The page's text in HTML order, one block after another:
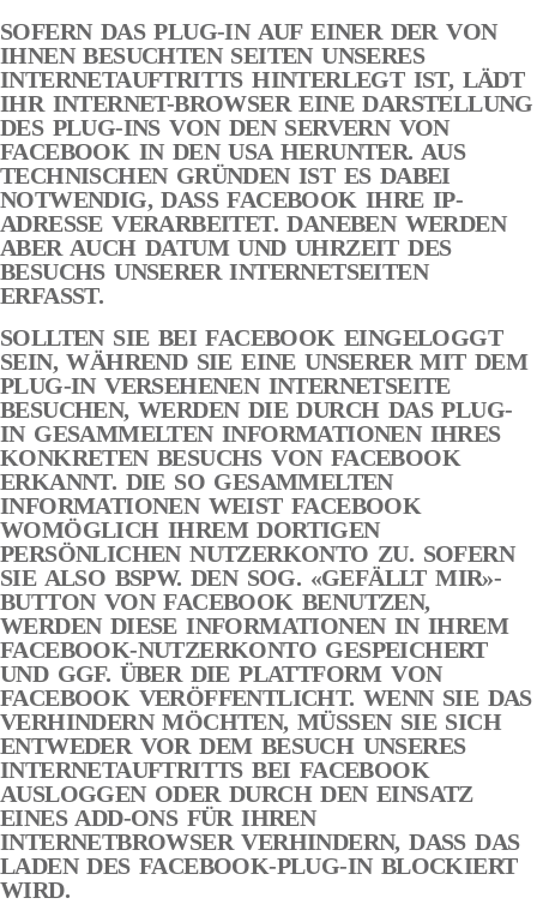
SOFERN DAS PLUG-IN AUF EINER DER VON
IHNEN BESUCHTEN SEITEN UNSERES
INTERNETAUFTRITTS HINTERLEGT IST, LÄDT
IHR INTERNET-BROWSER EINE DARSTELLUNG
DES PLUG-INS VON DEN SERVERN VON
FACEBOOK IN DEN USA HERUNTER. AUS
TECHNISCHEN GRÜNDEN IST ES DABEI
NOTWENDIG, DASS FACEBOOK IHRE IP-
ADRESSE VERARBEITET. DANEBEN WERDEN
ABER AUCH DATUM UND UHRZEIT DES
BESUCHS UNSERER INTERNETSEITEN
ERFASST.
SOLLTEN SIE BEI FACEBOOK EINGELOGGT
SEIN, WÄHREND SIE EINE UNSERER MIT DEM
PLUG-IN VERSEHENEN INTERNETSEITE
BESUCHEN, WERDEN DIE DURCH DAS PLUG-
IN GESAMMELTEN INFORMATIONEN IHRES
KONKRETEN BESUCHS VON FACEBOOK
ERKANNT. DIE SO GESAMMELTEN
INFORMATIONEN WEIST FACEBOOK
WOMÖGLICH IHREM DORTIGEN
PERSÖNLICHEN NUTZERKONTO ZU. SOFERN
SIE ALSO BSPW. DEN SOG. «GEFÄLLT MIR»-
BUTTON VON FACEBOOK BENUTZEN,
WERDEN DIESE INFORMATIONEN IN IHREM
FACEBOOK-NUTZERKONTO GESPEICHERT
UND GGF. ÜBER DIE PLATTFORM VON
FACEBOOK VERÖFFENTLICHT. WENN SIE DAS
VERHINDERN MÖCHTEN, MÜSSEN SIE SICH
ENTWEDER VOR DEM BESUCH UNSERES
INTERNETAUFTRITTS BEI FACEBOOK
AUSLOGGEN ODER DURCH DEN EINSATZ
EINES ADD-ONS FÜR IHREN
INTERNETBROWSER VERHINDERN, DASS DAS
LADEN DES FACEBOOK-PLUG-IN BLOCKIERT
WIRD.